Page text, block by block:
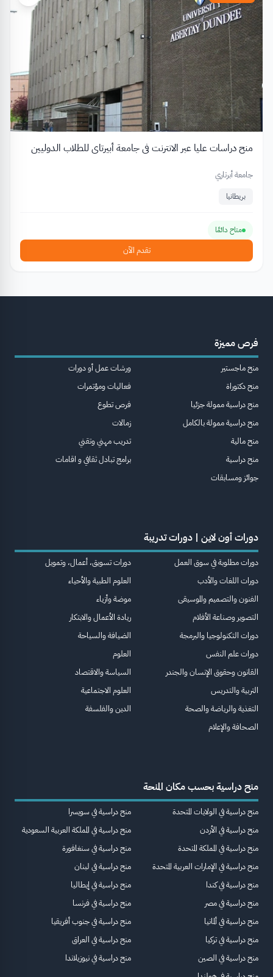
منح دراسات عليا عبر الانترنت في جامعة أبيرتاي للطلاب الدوليين
جامعة أبرتاري
بريطانيا
متاح دائمًا
تقدم الآن
فرص مميزة
منح ماجستير
منح دكتوراة
منح دراسية ممولة جزئيا
منح دراسية ممولة بالكامل
منح مالية
منح دراسية
جوائز ومسابقات
ورشات عمل أو دورات
فعاليات ومؤتمرات
فرص تطوع
زمالات
تدريب مهني وتقني
برامج تبادل ثقافي و اقامات
دورات أون لاين | دورات تدريبة
دورات مطلوبة في سوق العمل
دورات اللغات والأدب
الفنون والتصميم والموسيقى
التصوير وصناعة الأفلام
دورات التكنولوجيا والبرمجة
دورات علم النفس
القانون وحقوق الإنسان والجندر
التربية والتدريس
التغذية والرياضة والصحة
الصحافة والإعلام
دورات تسويق، أعمال، وتمويل
العلوم الطبية والأحياء
موضة وأزياء
ريادة الأعمال والابتكار
الضيافة والسياحة
العلوم
السياسة والاقتصاد
العلوم الاجتماعية
الدين والفلسفة
منح دراسية بحسب مكان المنحة
منح دراسية في الولايات المتحدة
منح دراسية في الأردن
منح دراسية في المملكة المتحدة
منح دراسية في الإمارات العربية المتحدة
منح دراسية في كندا
منح دراسية في مصر
منح دراسية في ألمانيا
منح دراسية في تركيا
منح دراسية في الصين
منح دراسية في سويسرا
منح دراسية في المملكة العربية السعودية
منح دراسية في سنغافورة
منح دراسية في لبنان
منح دراسية في إيطاليا
منح دراسية في فرنسا
منح دراسية في جنوب أفريقيا
منح دراسية في العراق
منح دراسية في نيوزيلاندا